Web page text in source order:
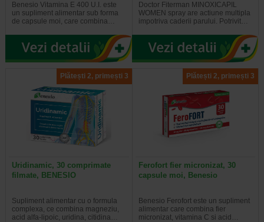
Benesio Vitamina E 400 U.I. este
un supliment alimentar sub forma
de capsule moi, care combina…
Doctor Fiterman MINOXICAPIL
WOMEN spray are actiune multipla
impotriva caderii parului. Potrivit…
Plătești 2, primești 3
Uridinamic, 30 comprimate
filmate, BENESIO
Supliment alimentar cu o formula
complexa, ce combina magneziu,
acid alfa-lipoic, uridina, citidina…
Plătești 2, primești 3
Ferofort fier micronizat, 30
capsule moi, Benesio
Benesio Ferofort este un supliment
alimentar care combina fier
micronizat, vitamina C si acid…